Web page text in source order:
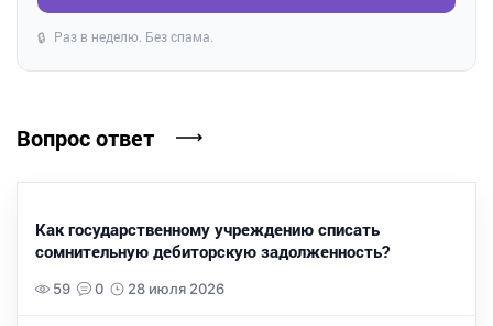
🔒 Раз в неделю. Без спама.
Вопрос ответ
Как государственному учреждению списать
сомнительную дебиторскую задолженность?
59 0 28 июля 2026